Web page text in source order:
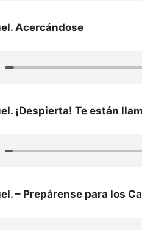
Acercándose
¡Despierta! Te están
– Prepárense para los